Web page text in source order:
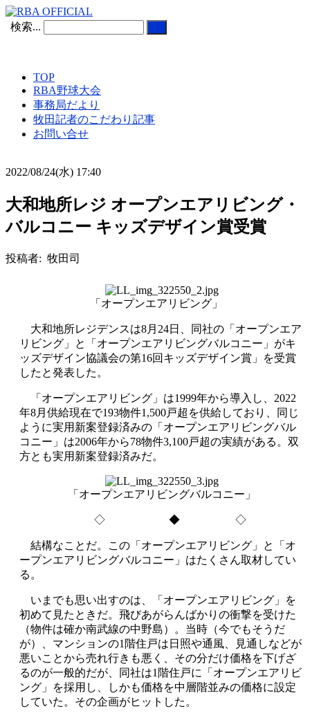
検索...
TOP
RBA野球大会
事務局だより
牧田記者のこだわり記事
お問い合せ
2022/08/24(水) 17:40
大和地所レジ オープンエアリビング・
バルコニー キッズデザイン賞受賞
投稿者: 牧田司
「オープンエアリビング」
大和地所レジデンスは8月24日、同社の「オープンエア
リビング」と「オープンエアリビングバルコニー」がキ
ッズデザイン協議会の第16回キッズデザイン賞」を受賞
したと発表した。
「オープンエアリビング」は1999年から導入し、2022
年8月供給現在で193物件1,500戸超を供給しており、同じ
ように実用新案登録済みの「オープンエアリビングバル
コニー」は2006年から78物件3,100戸超の実績がある。双
方とも実用新案登録済みだ。
「オープンエアリビングバルコニー」
◇ ◆ ◇
結構なことだ。この「オープンエアリビング」と「オ
ープンエアリビングバルコニー」はたくさん取材してい
る。
いまでも思い出すのは、「オープンエアリビング」を
初めて見たときだ。飛びあがらんばかりの衝撃を受けた
（物件は確か南武線の中野島）。当時（今でもそうだ
が）、マンションの1階住戸は日照や通風、見通しなどが
悪いことから売れ行きも悪く、その分だけ価格を下げざ
るのが一般的だが、同社は1階住戸に「オープンエアリビ
ング」を採用し、しかも価格を中層階並みの価格に設定
していた。その企画がヒットした。